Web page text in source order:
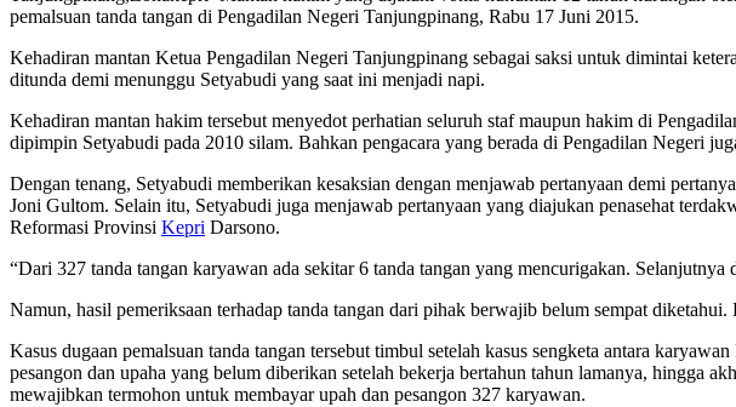
pemalsuan tanda tangan di Pengadilan Negeri Tanjungpinang, Rabu 17 Juni 2015.
Kehadiran mantan Ketua Pengadilan Negeri Tanjungpinang sebagai saksi untuk dimintai
ditunda demi menunggu Setyabudi yang saat ini menjadi napi.
Kehadiran mantan hakim tersebut menyedot perhatian seluruh staf maupun hakim di
dipimpin Setyabudi pada 2010 silam. Bahkan pengacara yang berada di Pengadilan Negeri
Dengan tenang, Setyabudi memberikan kesaksian dengan menjawab pertanyaan demi
Joni Gultom. Selain itu, Setyabudi juga menjawab pertanyaan yang diajukan penasehat
Reformasi Provinsi Kepri Darsono.
“Dari 327 tanda tangan karyawan ada sekitar 6 tanda tangan yang mencurigakan.
Namun, hasil pemeriksaan terhadap tanda tangan dari pihak berwajib belum sempat
Kasus dugaan pemalsuan tanda tangan tersebut timbul setelah kasus sengketa antara
pesangon dan upaha yang belum diberikan setelah bekerja bertahun tahun lamanya, hingga
mewajibkan termohon untuk membayar upah dan pesangon 327 karyawan.